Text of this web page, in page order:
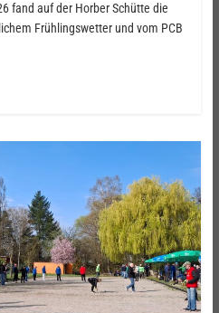
fand auf der Horber Schütte die
Frühlingswetter und vom PCB